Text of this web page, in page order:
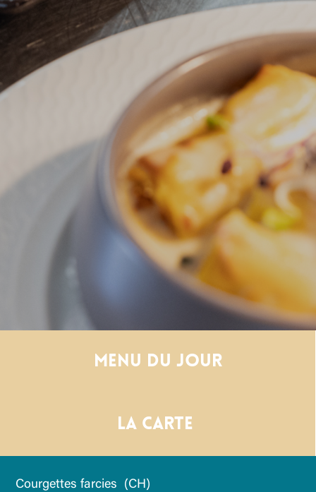
Menu du jour
La carte
Courgettes farcies (CH)